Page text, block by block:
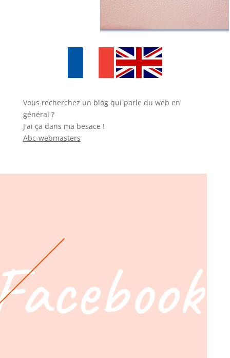
Vous recherchez un blog qui parle du web en
général ?
J'ai ça dans ma besace !
Abc-webmasters